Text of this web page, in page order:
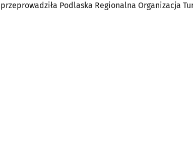
przeprowadziła Podlaska Regionalna Organizacja